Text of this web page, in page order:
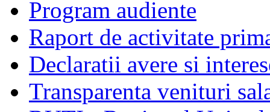
Program audiente
Raport de activitate
Declaratii avere si
Transparenta venituri